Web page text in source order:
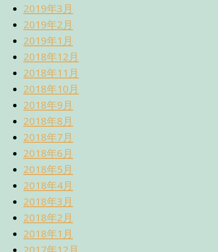
2019年3月
2019年2月
2019年1月
2018年12月
2018年11月
2018年10月
2018年9月
2018年8月
2018年7月
2018年6月
2018年5月
2018年4月
2018年3月
2018年2月
2018年1月